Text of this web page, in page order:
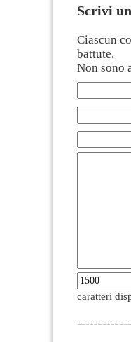
Scrivi
Ciascun
battute.
Non sono
caratteri